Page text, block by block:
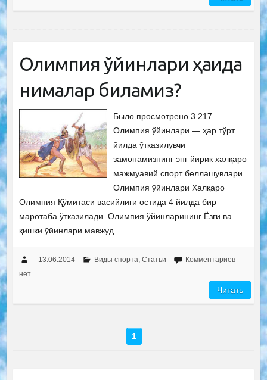
Олимпия ўйинлари ҳақида
нималар биламиз?
Было просмотрено 3 217
Олимпия ўйинлари — ҳар тўрт
йилда ўтказилувчи
замонамизнинг энг йирик халқаро
мажмуавий спорт беллашувлари.
Олимпия ўйинлари Халқаро
Олимпия Қўмитаси васийлиги остида 4 йилда бир
маротаба ўтказилади. Олимпия ўйинларининг Ёзги ва
қишки ўйинлари мавжуд.
13.06.2014 Виды спорта, Статьи
Комментариев
нет
Читать
1